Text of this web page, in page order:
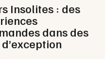
Insolites : des
dans des